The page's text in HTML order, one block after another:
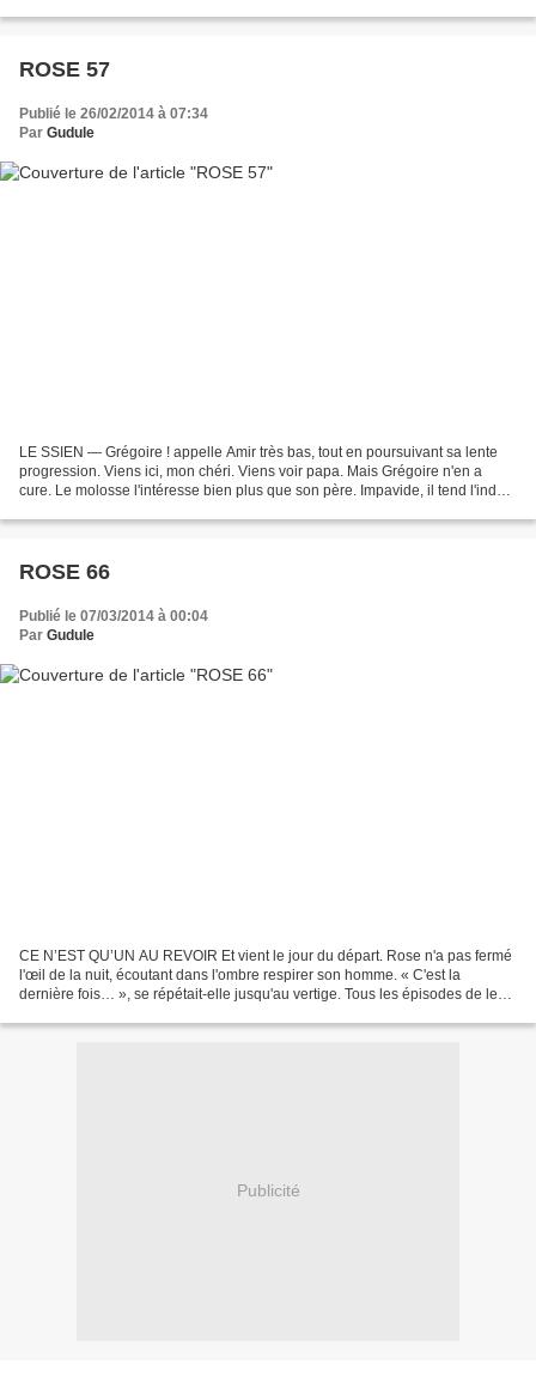
ROSE 57
Publié le 26/02/2014 à 07:34
Par Gudule
LE SSIEN — Grégoire ! appelle Amir très bas, tout en poursuivant sa lente
progression. Viens ici, mon chéri. Viens voir papa. Mais Grégoire n'en a
cure. Le molosse l'intéresse bien plus que son père. Impavide, il tend l'index
ROSE 66
Publié le 07/03/2014 à 00:04
Par Gudule
CE N’EST QU’UN AU REVOIR Et vient le jour du départ. Rose n'a pas fermé
l'œil de la nuit, écoutant dans l'ombre respirer son homme. « C'est la
dernière fois… », se répétait-elle jusqu'au vertige. Tous les épisodes de leur
Publicité